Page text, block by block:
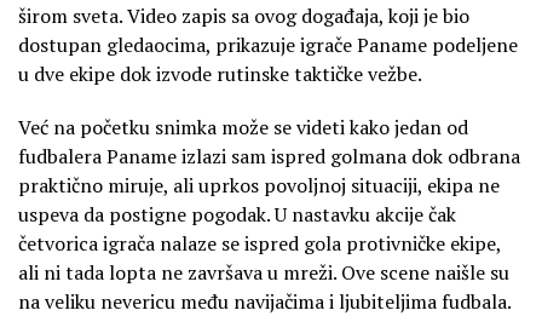
širom sveta. Video zapis sa ovog događaja, koji je bio
dostupan gledaocima, prikazuje igrače Paname podeljene
u dve ekipe dok izvode rutinske taktičke vežbe.
Već na početku snimka može se videti kako jedan od
fudbalera Paname izlazi sam ispred golmana dok odbrana
praktično miruje, ali uprkos povoljnoj situaciji, ekipa ne
uspeva da postigne pogodak. U nastavku akcije čak
četvorica igrača nalaze se ispred gola protivničke ekipe,
ali ni tada lopta ne završava u mreži. Ove scene naišle su
na veliku nevericu među navijačima i ljubiteljima fudbala.